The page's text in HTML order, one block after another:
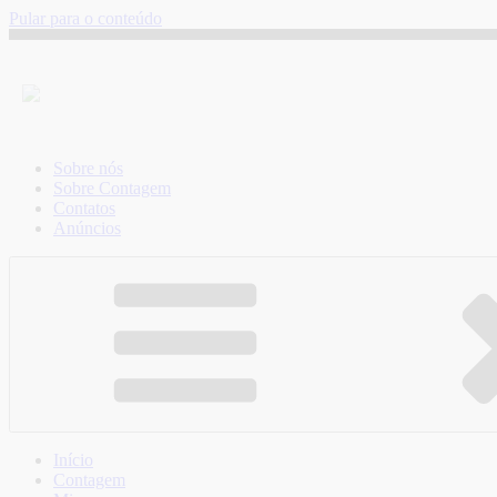
Pular para o conteúdo
Sobre nós
Sobre Contagem
Contatos
Anúncios
Início
Contagem